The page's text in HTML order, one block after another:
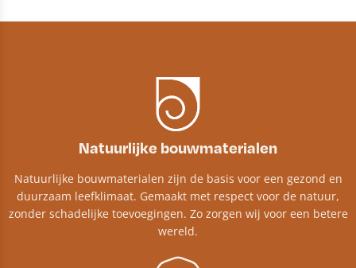
Natuurlijke bouwmaterialen
Natuurlijke bouwmaterialen zijn de basis voor een gezond en
duurzaam leefklimaat. Gemaakt met respect voor de natuur,
zonder schadelijke toevoegingen. Zo zorgen wij voor een betere
wereld.